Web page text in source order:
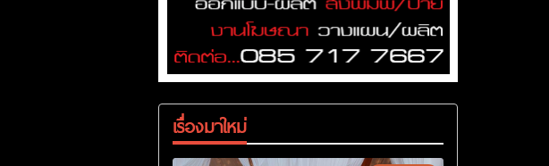
เรื่องมาใหม่